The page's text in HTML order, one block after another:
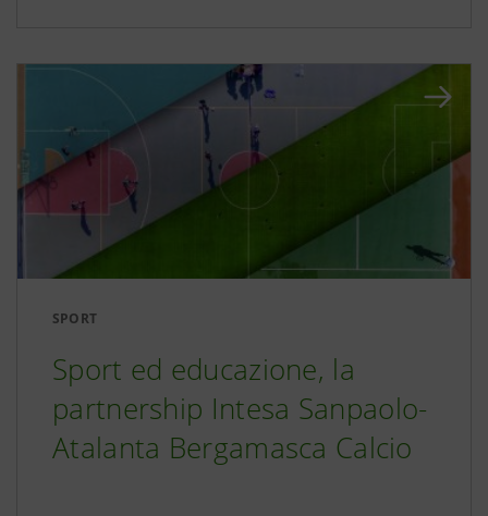
SPORT
Sport ed educazione, la
partnership Intesa Sanpaolo-
Atalanta Bergamasca Calcio